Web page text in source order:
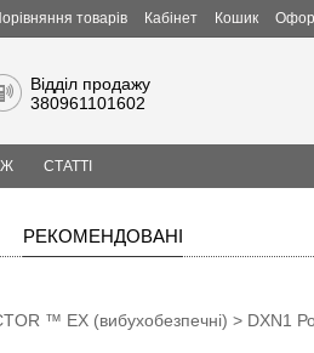
товарів Кабінет Кошик
Відділ продажу
380961101602
СТАТТІ
РЕКОМЕНДОВАНІ
™ EX (вибухобезпечні) > DXN1